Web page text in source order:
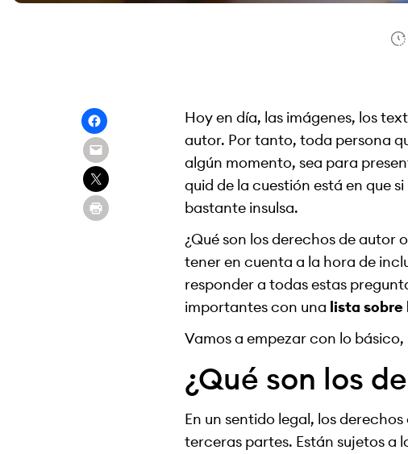
Hoy en día, las imágenes, los
autor. Por tanto, toda persona
algún momento, sea para
quid de la cuestión está en que
bastante insulsa.
¿Qué son los derechos de autor
tener en cuenta a la hora de
responder a todas estas
importantes con una lista sobre
Vamos a empezar con lo
¿Qué son los
En un sentido legal, los
terceras partes. Están sujetos a